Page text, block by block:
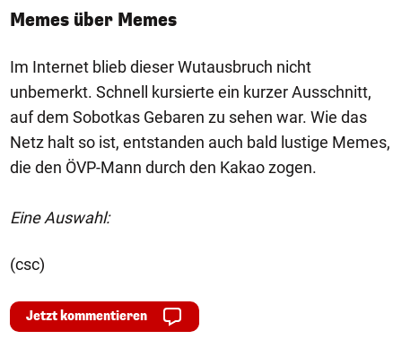
Memes über Memes
Im Internet blieb dieser Wutausbruch nicht
unbemerkt. Schnell kursierte ein kurzer Ausschnitt,
auf dem Sobotkas Gebaren zu sehen war. Wie das
Netz halt so ist, entstanden auch bald lustige Memes,
die den ÖVP-Mann durch den Kakao zogen.
Eine Auswahl:
(csc)
Jetzt kommentieren